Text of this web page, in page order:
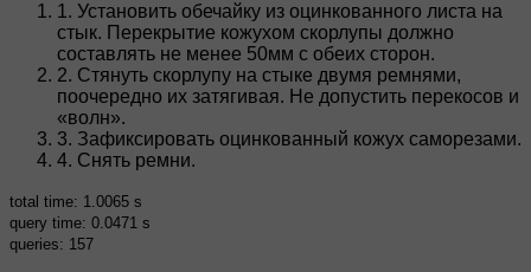
1. Установить обечайку из оцинкованного листа на
стык. Перекрытие кожухом скорлупы должно
составлять не менее 50мм с обеих сторон.
2. Стянуть скорлупу на стыке двумя ремнями,
поочередно их затягивая. Не допустить перекосов и
«волн».
3. Зафиксировать оцинкованный кожух саморезами.
4. Снять ремни.
total time: 1.0065 s
query time: 0.0471 s
queries: 157